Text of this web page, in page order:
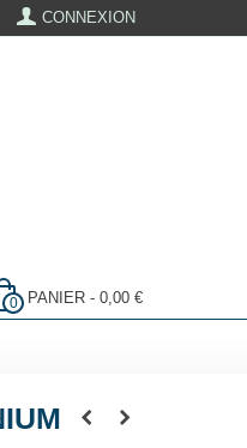
CONNEXION
0 PANIER - 0,00 €